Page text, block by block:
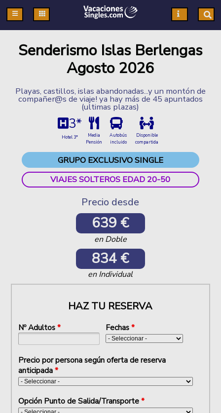
Senderismo Islas Berlengas
Agosto 2026
Playas, castillos, islas abandonadas...y un montón de
compañer@s de viaje! ya hay más de 45 apuntados
(ultimas plazas)
3*
Hotel 3*
Media
Pensión
Autobús
incluido
Disponible
compartida
GRUPO EXCLUSIVO SINGLE
VIAJES SOLTEROS EDAD 20-50
Precio desde
639 €
en Doble
834 €
en Individual
HAZ TU RESERVA
Nº Adultos* Fechas*
Precio por persona según oferta de reserva
anticipada*
Opción Punto de Salida/Transporte*